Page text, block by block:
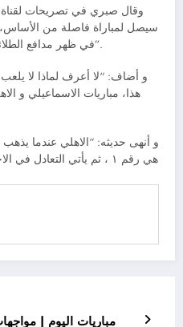
وقال صبري في تصريحات
سيصل لمباراة فاصلة من الأساس،
في ظهر مدافع الطلائع و لم يحتسبها الحكم كمال ريشة”.
و أضاف: “لا أعرف لماذا لا
هذا، مباريات الاسماعيلي و
و أنهى حديثه: “الاهلي عندما يذهب
هي رقم ١ ، ثم يأتي التعادل
مباريات اليوم |